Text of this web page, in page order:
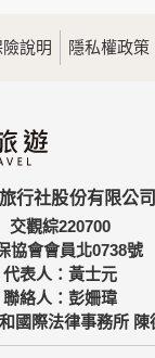
們會將收集的問卷調
數據或說明文字呈現
施，加以保護網站及
經過授權的人員才能
有保密合約，如有違
。
託其他單位提供服務
，並且採取必要檢查
說明 隱私權政策
行社股份有限公司
交觀綜220700
協會會員北0738號
代表人：黃士元
聯絡人：彭姍瑋
國際法律事務所 陳